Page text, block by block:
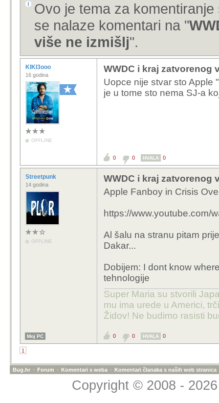
Ovo je tema za
se nalaze komentari na "
više ne izmišlj".
KIKI3ooo
16 godina
OFFLINE
WWDC i kraj zatvorenog
Uopce nije stvar sto Apple
je u tome sto nema SJ-a
0 0 HVALA 0
Streetpunk
14 godina
OFFLINE
WWDC i kraj zatvorenog
Apple Fanboy in Crisis
https://www.youtube.com/
Al šalu na stranu pitam
Dakar...
Dobijem: I dont know
tehnologije
Super Maria su stvorili
mu ima urede u Americi,
Židov! Ne budimo rasisti
Moj PC 0 0 HVALA 0
1
Bug.hr » Forum » Komentari s weba » Komentari članaka s naših web stranica
Copyright © 2008 -